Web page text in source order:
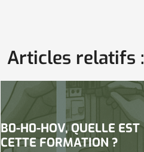
Articles relatifs :
B0-H0-HOV, QUELLE EST
CETTE FORMATION ?